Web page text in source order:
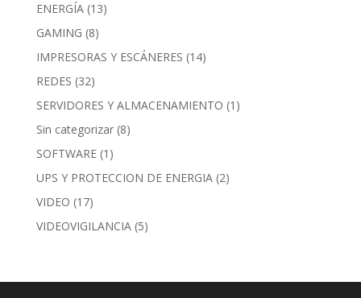
ENERGÍA (13)
GAMING (8)
IMPRESORAS Y ESCÁNERES (14)
REDES (32)
SERVIDORES Y ALMACENAMIENTO (1)
Sin categorizar (8)
SOFTWARE (1)
UPS Y PROTECCION DE ENERGIA (2)
VIDEO (17)
VIDEOVIGILANCIA (5)